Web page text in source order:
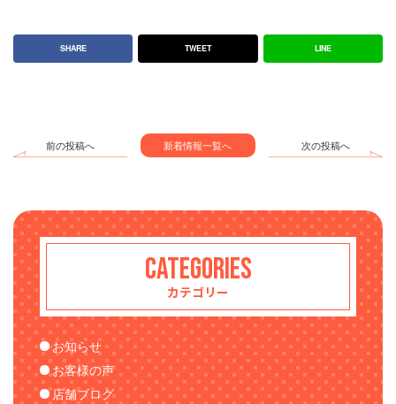
SHARE TWEET LINE
前の投稿へ 新着情報一覧へ 次の投稿へ
CATEGORIES
カテゴリー
お知らせ
お客様の声
店舗ブログ